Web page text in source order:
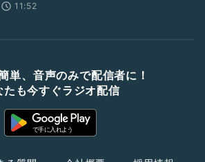
11:52
単、音声のみで配信者に！
たも今すぐラジオ配信